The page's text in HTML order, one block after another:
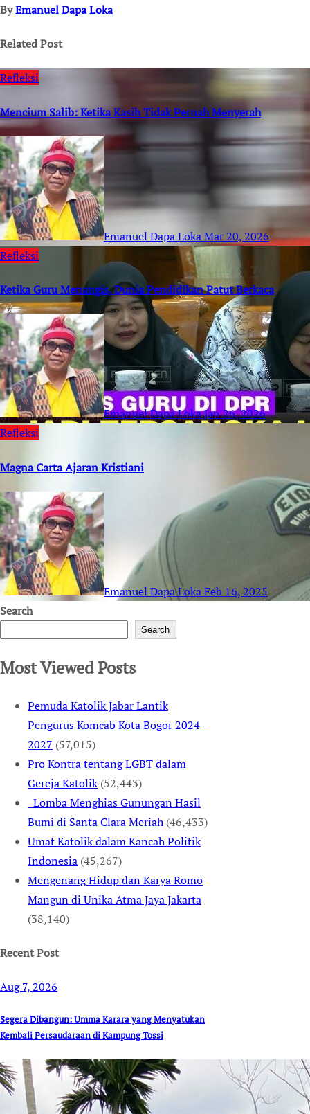
ByEmanuel Dapa Loka
Related Post
Refleksi
Mencium Salib: Ketika Kasih Tidak Pernah Menyerah
Emanuel Dapa LokaMar 20, 2026
Refleksi
Ketika Guru Menangis, Dunia Pendidikan Patut Berkaca
Emanuel Dapa LokaJan 26, 2026
Refleksi
Magna Carta Ajaran Kristiani
Emanuel Dapa LokaFeb 16, 2025
Search
Search
Most Viewed Posts
Pemuda Katolik Jabar Lantik
Pengurus Komcab Kota Bogor 2024-
2027 (57,015)
Pro Kontra tentang LGBT dalam
Gereja Katolik (52,443)
Lomba Menghias Gunungan Hasil
Bumi di Santa Clara Meriah (46,433)
Umat Katolik dalam Kancah Politik
Indonesia (45,267)
Mengenang Hidup dan Karya Romo
Mangun di Unika Atma Jaya Jakarta
(38,140)
Recent Post
Aug 7, 2026
Segera Dibangun: Umma Karara yang Menyatukan
Kembali Persaudaraan di Kampung Tossi